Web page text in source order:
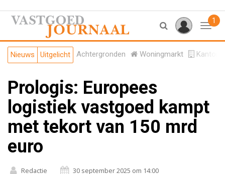
1
Nieuws Uitgelicht Achtergronden Woningmarkt
Prologis: Europees
logistiek vastgoed kampt
met tekort van 150 mrd
euro
Redactie
30 september 2025 om 14:00